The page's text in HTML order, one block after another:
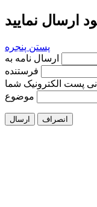
ارسال نمایید
پستن پنجره
فرستنده
پست الکترونیک شما
موضوع
ارسال انصراف